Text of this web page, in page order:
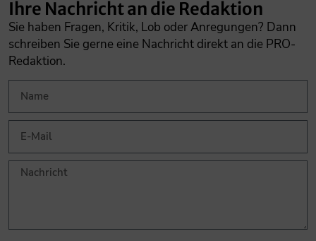
Ihre Nachricht an die Redaktion
Sie haben Fragen, Kritik, Lob oder Anregungen? Dann
schreiben Sie gerne eine Nachricht direkt an die PRO-
Redaktion.